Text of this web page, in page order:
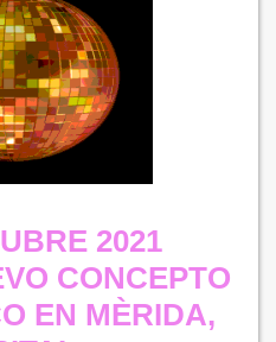
2021
CONCEPTO
EN MÈRIDA,